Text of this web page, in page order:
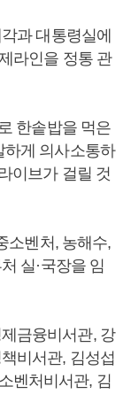
과 대통령실에
라인을 정통 관
한솥밥을 먹은
하게 의사소통하
이브가 걸릴 것
소벤처, 농해수,
실·국장을 임
금융비서관, 강
비서관, 김성섭
벤처비서관, 김